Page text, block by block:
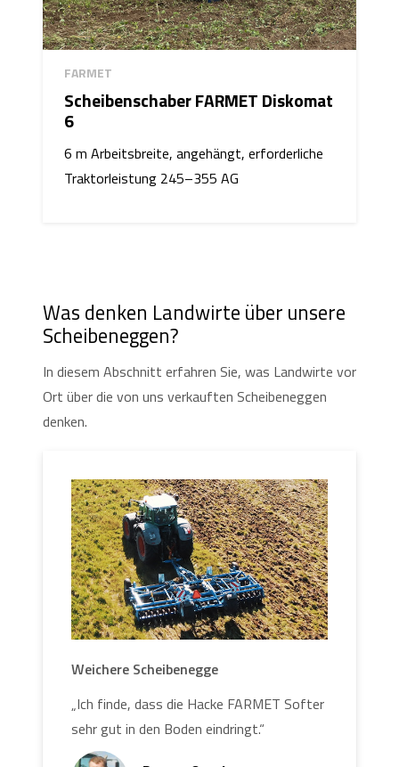
FARMET
Scheibenschaber FARMET Diskomat
6
6 m Arbeitsbreite, angehängt, erforderliche
Traktorleistung 245–355 AG
Was denken Landwirte über unsere
Scheibeneggen?
In diesem Abschnitt erfahren Sie, was Landwirte vor
Ort über die von uns verkauften Scheibeneggen
denken.
Weichere Scheibenegge
„Ich finde, dass die Hacke FARMET Softer
sehr gut in den Boden eindringt.“